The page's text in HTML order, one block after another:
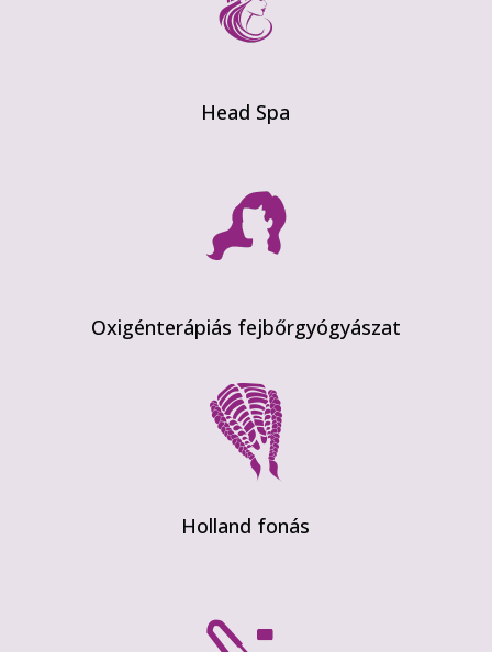
Head Spa
Oxigénterápiás fejbőrgyógyászat
Holland fonás